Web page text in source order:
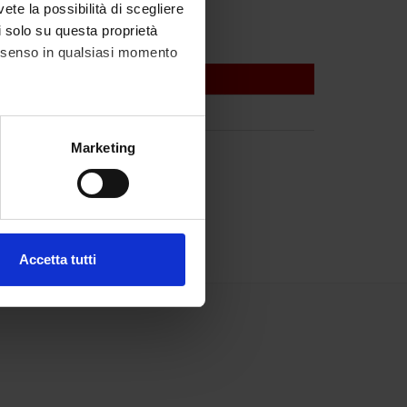
la possibilità di scegliere
su questa proprietà
in qualsiasi momento
metro,Marketing
Accetta tutti